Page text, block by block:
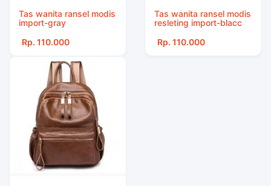
Tas wanita ransel modis
import-gray
Rp. 110.000
Tas wanita ransel modis
resleting import-blacc
Rp. 110.000